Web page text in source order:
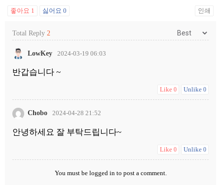
좋아요 1 싫어요 0 인쇄
Total Reply 2
LowKey 2024-03-19 06:03
반갑습니다 ~
Like 0 Unlike 0
Chobo 2024-04-28 21:52
안녕하세요 잘 부탁드립니다~
Like 0 Unlike 0
You must be logged into post a comment.